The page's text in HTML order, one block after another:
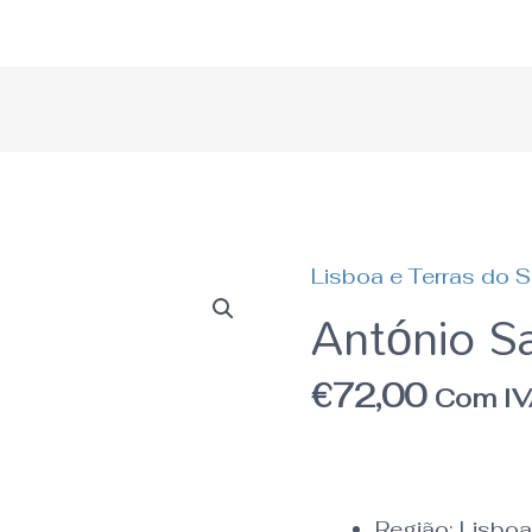
Lisboa e Terras do
António
€72,00 Com
Quantidade
de
António
Saramago